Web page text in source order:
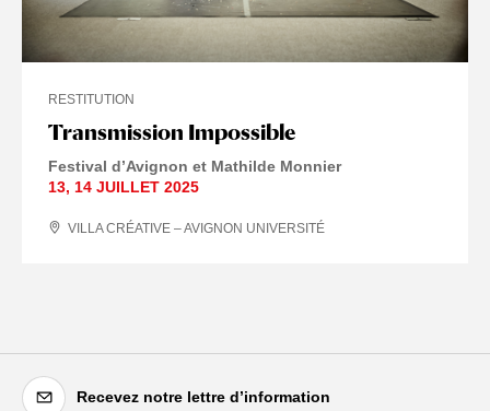
Transmission Impossible
RESTITUTION
Festival d’Avignon et Mathilde Monnier
13, 14 JUILLET 2025
VILLA CRÉATIVE – AVIGNON UNIVERSITÉ
Recevez notre lettre d’information